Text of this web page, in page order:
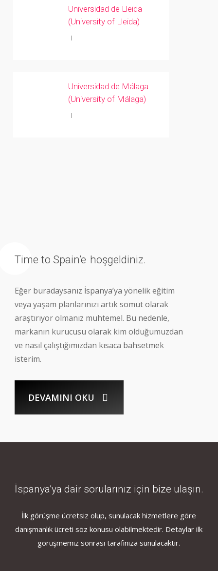
Universidad de Lleida
(University of Lleida)
Universidad de Málaga
(University of Málaga)
Time to Spain’e hoşgeldiniz.
Eğer buradaysanız İspanya’ya yönelik eğitim
veya yaşam planlarınızı artık somut olarak
araştırıyor olmanız muhtemel. Bu nedenle,
markanın kurucusu olarak kim olduğumuzdan
ve nasıl çalıştığımızdan kısaca bahsetmek
isterim.
DEVAMINI OKU
İspanya’ya dair sorularınız için bize ulaşın.
İlk görüşme ücretsiz olup, sunulacak hizmetlere göre
danışmanlık ücreti söz konusu olabilmektedir. Detaylar ilk
görüşmemiz sonrası tarafınıza sunulacaktır.